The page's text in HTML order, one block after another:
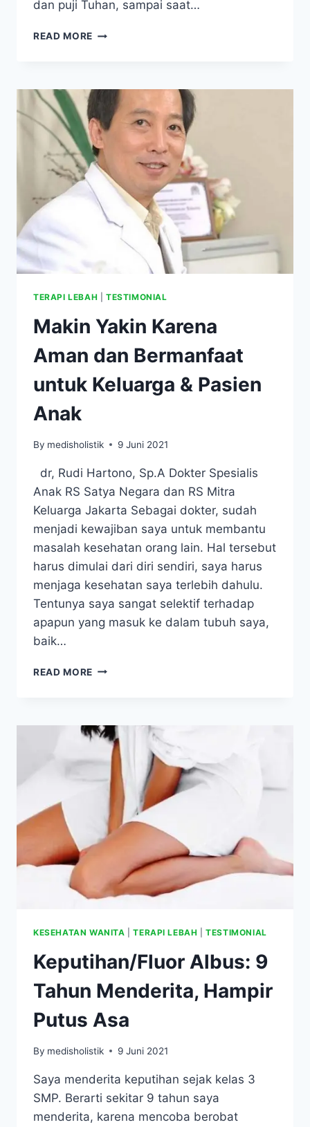
dan puji Tuhan, sampai saat…
READ MORE STAMINA
TIDAK
KENAL
CAPEK
TERAPI LEBAH TESTIMONIAL
Makin Yakin Karena
Aman dan Bermanfaat
untuk Keluarga & Pasien
Anak
By medisholistik 9 Juni 2021
dr, Rudi Hartono, Sp.A Dokter Spesialis
Anak RS Satya Negara dan RS Mitra
Keluarga Jakarta Sebagai dokter, sudah
menjadi kewajiban saya untuk membantu
masalah kesehatan orang lain. Hal tersebut
harus dimulai dari diri sendiri, saya harus
menjaga kesehatan saya terlebih dahulu.
Tentunya saya sangat selektif terhadap
apapun yang masuk ke dalam tubuh saya,
baik…
READ MORE MAKIN
DAN
BERMANFAAT
UNTUK
KELUARGA
&
PASIEN
ANAK
KESEHATAN WANITA |TERAPI LEBAH |TESTIMONIAL
Keputihan/Fluor Albus: 9
Tahun Menderita, Hampir
Putus Asa
By medisholistik 9 Juni 2021
Saya menderita keputihan sejak kelas 3
SMP. Berarti sekitar 9 tahun saya
menderita, karena mencoba berobat